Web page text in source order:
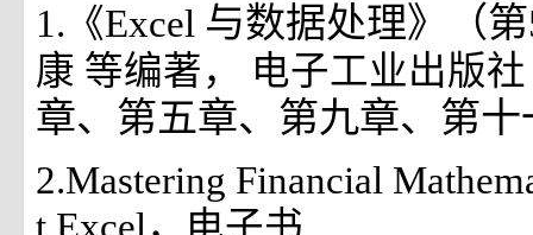
1.《Excel 与数据处理》（
康 等编著， 电子工业出版
章、第五章、第九章、第十
2.Mastering Financial